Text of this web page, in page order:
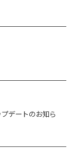
デートのお知ら